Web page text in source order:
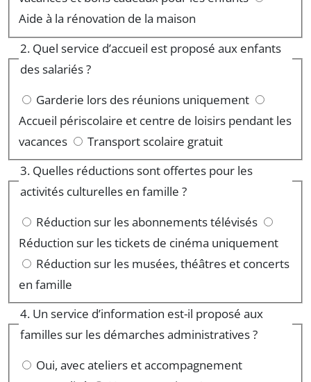
Aide à la rénovation de la maison
Question sur les aides financières disponibles
2. Quel service d’accueil est proposé aux enfants
des salariés ?
Garderie lors des réunions uniquement
Accueil périscolaire et centre de loisirs pendant les
vacances
Transport scolaire gratuit
3. Quelles réductions sont offertes pour les
activités culturelles en famille ?
Réduction sur les abonnements télévisés
Réduction sur les tickets de cinéma uniquement
Réduction sur les musées, théâtres et concerts
en famille
4. Un service d’information est-il proposé aux
familles sur les démarches administratives ?
Oui, avec ateliers et accompagnement